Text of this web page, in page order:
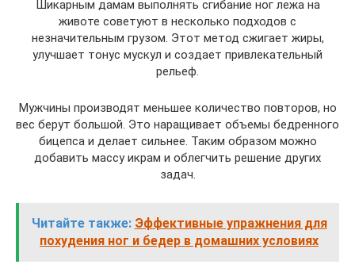
Шикарным дамам выполнять сгибание ног лежа на
животе советуют в несколько подходов с
незначительным грузом. Этот метод сжигает жиры,
улучшает тонус мускул и создает привлекательный
рельеф.
Мужчины производят меньшее количество повторов, но
вес берут большой. Это наращивает объемы бедренного
бицепса и делает сильнее. Таким образом можно
добавить массу икрам и облегчить решение других
задач.
Читайте также: Эффективные упражнения для
похудения ног и бедер в домашних условиях